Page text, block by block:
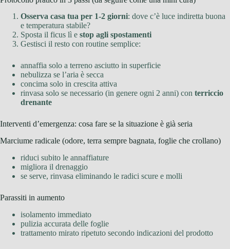
Osserva casa tua per 1-2 giorni: dove c’è luce indiretta buona
e temperatura stabile?
Sposta il ficus lì e stop agli spostamenti
Gestisci il resto con routine semplice:
annaffia solo a terreno asciutto in superficie
nebulizza se l’aria è secca
concima solo in crescita attiva
rinvasa solo se necessario (in genere ogni 2 anni) con terriccio
drenante
Interventi d’emergenza: cosa fare se la situazione è già seria
Marciume radicale (odore, terra sempre bagnata, foglie che crollano)
riduci subito le annaffiature
migliora il drenaggio
se serve, rinvasa eliminando le radici scure e molli
Parassiti in aumento
isolamento immediato
pulizia accurata delle foglie
trattamento mirato ripetuto secondo indicazioni del prodotto